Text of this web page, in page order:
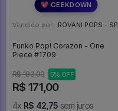
💖 GEEKDOWN
Vendido por: ROVANI POPS - SP
Funko Pop! Corazon - One
Piece #1709
R$ 180,00 5% OFF
R$ 171,00
4x R$ 42,75 sem juros